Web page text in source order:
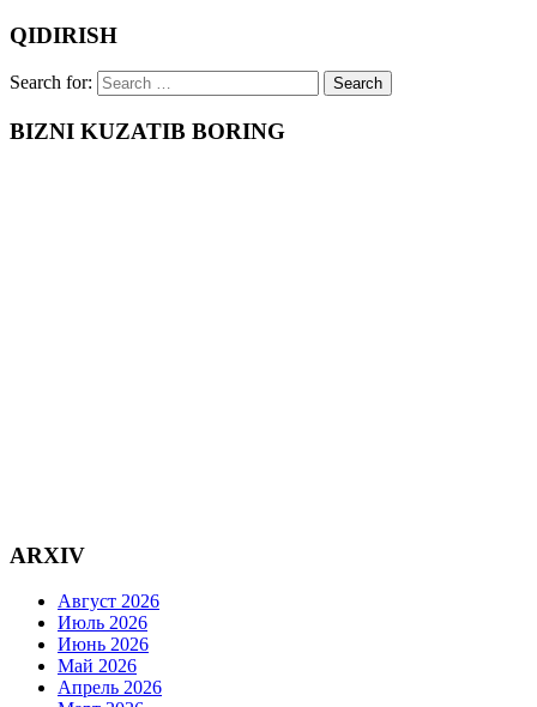
QIDIRISH
Search for:
BIZNI KUZATIB BORING
ARXIV
Август 2026
Июль 2026
Июнь 2026
Май 2026
Апрель 2026